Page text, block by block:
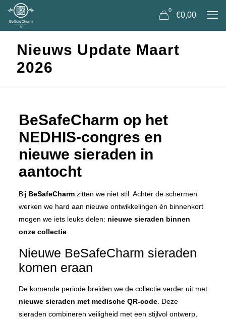
0
€0,00
Nieuws Update Maart
2026
BeSafeCharm op het
NEDHIS-congres en
nieuwe sieraden in
aantocht
Bij BeSafeCharmzitten we niet stil. Achter de schermen
werken we hard aan nieuwe ontwikkelingen én binnenkort
mogen we iets leuks delen: nieuwe sieraden binnen
onze collectie.
Nieuwe BeSafeCharm sieraden
komen eraan
De komende periode breiden we de collectie verder uit met
nieuwe sieraden met medische QR-code. Deze
sieraden combineren veiligheid met een stijlvol ontwerp,